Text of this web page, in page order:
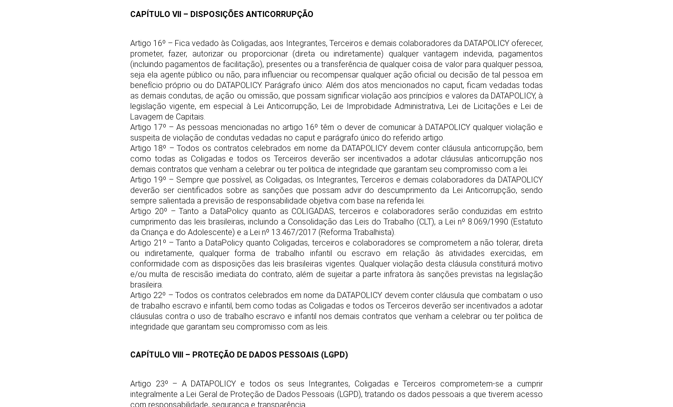
CAPÍTULO VII – DISPOSIÇÕES ANTICORRUPÇÃO
Artigo 16º – Fica vedado às Coligadas, aos Integrantes, Terceiros e demais colaboradores da DATAPOLICY oferecer,
prometer, fazer, autorizar ou proporcionar (direta ou indiretamente) qualquer vantagem indevida, pagamentos
(incluindo pagamentos de facilitação), presentes ou a transferência de qualquer coisa de valor para qualquer pessoa,
seja ela agente público ou não, para influenciar ou recompensar qualquer ação oficial ou decisão de tal pessoa em
benefício próprio ou do DATAPOLICY. Parágrafo único: Além dos atos mencionados no caput, ficam vedadas todas
as demais condutas, de ação ou omissão, que possam significar violação aos princípios e valores da DATAPOLICY, à
legislação vigente, em especial à Lei Anticorrupção, Lei de Improbidade Administrativa, Lei de Licitações e Lei de
Lavagem de Capitais.
Artigo 17º – As pessoas mencionadas no artigo 16º têm o dever de comunicar à DATAPOLICY qualquer violação e
suspeita de violação de condutas vedadas no caput e parágrafo único do referido artigo.
Artigo 18º – Todos os contratos celebrados em nome da DATAPOLICY devem conter cláusula anticorrupção, bem
como todas as Coligadas e todos os Terceiros deverão ser incentivados a adotar cláusulas anticorrupção nos
demais contratos que venham a celebrar ou ter politica de integridade que garantam seu compromisso com a lei.
Artigo 19º – Sempre que possível, as Coligadas, os Integrantes, Terceiros e demais colaboradores da DATAPOLICY
deverão ser cientificados sobre as sanções que possam advir do descumprimento da Lei Anticorrupção, sendo
sempre salientada a previsão de responsabilidade objetiva com base na referida lei.
Artigo 20º – Tanto a DataPolicy quanto as COLIGADAS, terceiros e colaboradores serão conduzidas em estrito
cumprimento das leis brasileiras, incluindo a Consolidação das Leis do Trabalho (CLT), a Lei nº 8.069/1990 (Estatuto
da Criança e do Adolescente) e a Lei nº 13.467/2017 (Reforma Trabalhista).
Artigo 21º – Tanto a DataPolicy quanto Coligadas, terceiros e colaboradores se comprometem a não tolerar, direta
ou indiretamente, qualquer forma de trabalho infantil ou escravo em relação às atividades exercidas, em
conformidade com as disposições das leis brasileiras vigentes. Qualquer violação desta cláusula constituirá motivo
e/ou multa de rescisão imediata do contrato, além de sujeitar a parte infratora às sanções previstas na legislação
brasileira.
Artigo 22º – Todos os contratos celebrados em nome da DATAPOLICY devem conter cláusula que combatam o uso
de trabalho escravo e infantil, bem como todas as Coligadas e todos os Terceiros deverão ser incentivados a adotar
cláusulas contra o uso de trabalho escravo e infantil nos demais contratos que venham a celebrar ou ter politica de
integridade que garantam seu compromisso com as leis.
CAPÍTULO VIII – PROTEÇÃO DE DADOS PESSOAIS (LGPD)
Artigo 23º – A DATAPOLICY e todos os seus Integrantes, Coligadas e Terceiros comprometem-se a cumprir
integralmente a Lei Geral de Proteção de Dados Pessoais (LGPD), tratando os dados pessoais a que tiverem acesso
com responsabilidade, segurança e transparência.